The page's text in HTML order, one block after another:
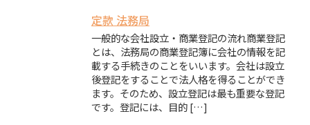
定款 法務局
一般的な会社設立・商業登記の流れ商業登記
とは、法務局の商業登記簿に会社の情報を記
載する手続きのことをいいます。会社は設立
後登記をすることで法人格を得ることができ
ます。そのため、設立登記は最も重要な登記
です。登記には、目的 […]